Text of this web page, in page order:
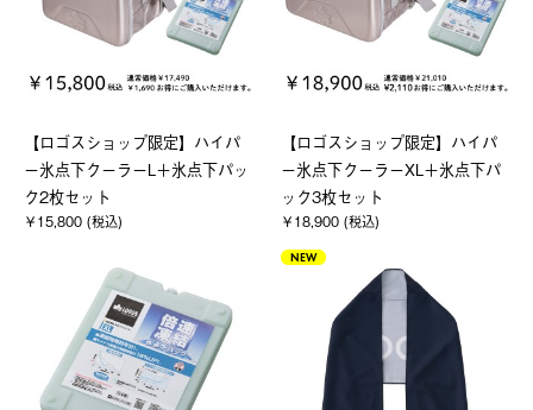
【ロゴスショップ限定】ハイパ
ー氷点下クーラーL＋氷点下パッ
ク2枚セット
￥15,800 (税込)
【ロゴスショップ限定】ハイパ
ー氷点下クーラーXL＋氷点下パ
ック3枚セット
￥18,900 (税込)
NEW